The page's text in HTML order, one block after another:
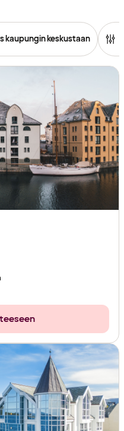
kaupungin keskustaan